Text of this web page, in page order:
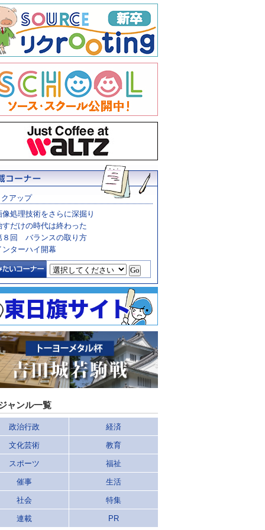
アップ
像処理技術をさらに深掘り
すだけの時代は終わった
８回 バランスの取り方
ンターハイ開幕
ャンル一覧
政治行政 経済
文化芸術 教育
スポーツ 福祉
催事 生活
社会 特集
連載 PR